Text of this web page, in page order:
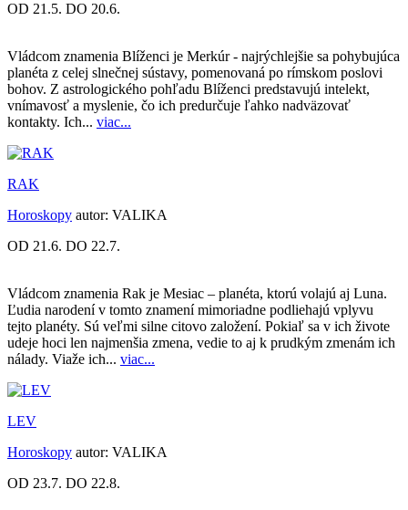
OD 21.5. DO 20.6.
Vládcom znamenia Blíženci je Merkúr - najrýchlejšie sa pohybujúca
planéta z celej slnečnej sústavy, pomenovaná po rímskom poslovi
bohov. Z astrologického pohľadu Blíženci predstavujú intelekt,
vnímavosť a myslenie, čo ich predurčuje ľahko nadväzovať
kontakty. Ich... viac...
RAK
Horoskopy autor: VALIKA
OD 21.6. DO 22.7.
Vládcom znamenia Rak je Mesiac – planéta, ktorú volajú aj Luna.
Ľudia narodení v tomto znamení mimoriadne podliehajú vplyvu
tejto planéty. Sú veľmi silne citovo založení. Pokiaľ sa v ich živote
udeje hoci len najmenšia zmena, vedie to aj k prudkým zmenám ich
nálady. Viaže ich... viac...
LEV
Horoskopy autor: VALIKA
OD 23.7. DO 22.8.